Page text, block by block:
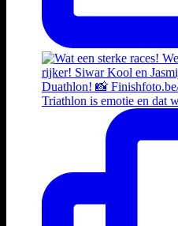
Triathlon is emotie en dat